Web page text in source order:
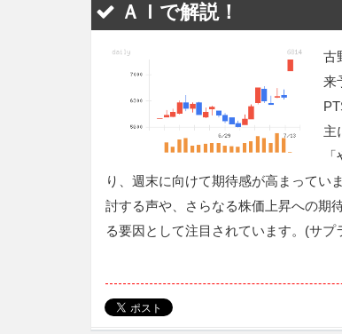
ＡＩで解説！
古
来
主
り、週末に向けて期待感が高まってい
討する声や、さらなる株価上昇への期
る要因として注目されています